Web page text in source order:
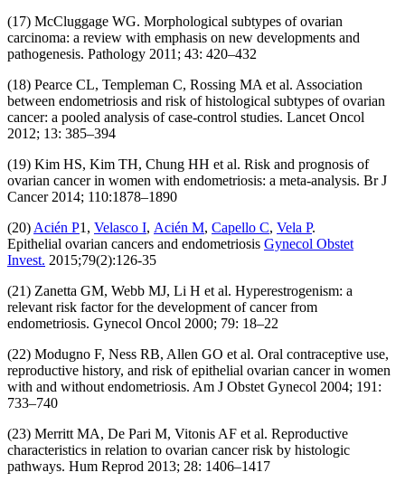
(17) McCluggage WG. Morphological subtypes of ovarian
carcinoma: a review with emphasis on new developments and
pathogenesis. Pathology 2011; 43: 420–432
(18) Pearce CL, Templeman C, Rossing MA et al. Association
between endometriosis and risk of histological subtypes of ovarian
cancer: a pooled analysis of case-control studies. Lancet Oncol
2012; 13: 385–394
(19) Kim HS, Kim TH, Chung HH et al. Risk and prognosis of
ovarian cancer in women with endometriosis: a meta-analysis. Br J
Cancer 2014; 110:1878–1890
(20)Acién P1, Velasco I, Acién M, Capello C, Vela P.
Epithelial ovarian cancers and endometriosis Gynecol Obstet
Invest. 2015;79(2):126-35
(21) Zanetta GM, Webb MJ, Li H et al. Hyperestrogenism: a
relevant risk factor for the development of cancer from
endometriosis. Gynecol Oncol 2000; 79: 18–22
(22) Modugno F, Ness RB, Allen GO et al. Oral contraceptive use,
reproductive history, and risk of epithelial ovarian cancer in women
with and without endometriosis. Am J Obstet Gynecol 2004; 191:
733–740
(23) Merritt MA, De Pari M, Vitonis AF et al. Reproductive
characteristics in relation to ovarian cancer risk by histologic
pathways. Hum Reprod 2013; 28: 1406–1417